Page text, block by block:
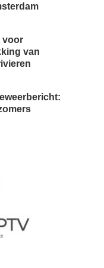
voor
van